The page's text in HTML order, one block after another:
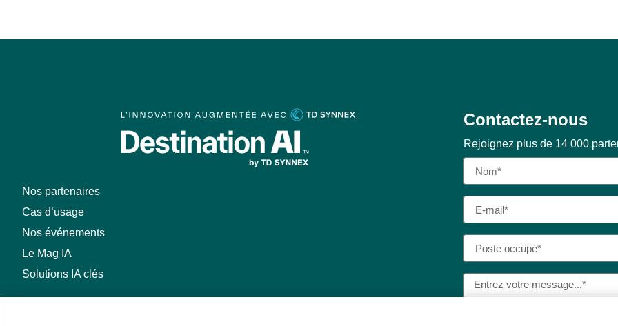
Nos partenaires
Cas d’usage
Nos événements
Le Mag IA
Solutions IA clés
Contactez-nous
Rejoignez plus de 14 000